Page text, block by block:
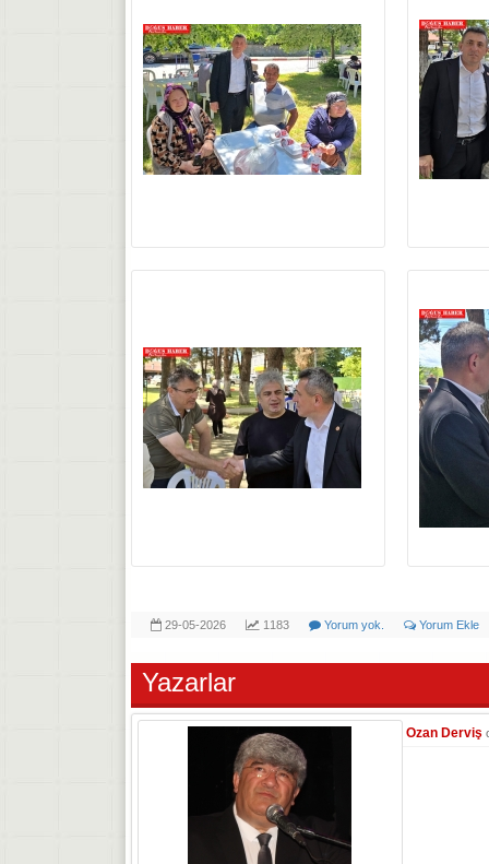
29-05-2026 1183 Yorum yok. Yorum Ekle
Yazarlar
Ozan Derviş